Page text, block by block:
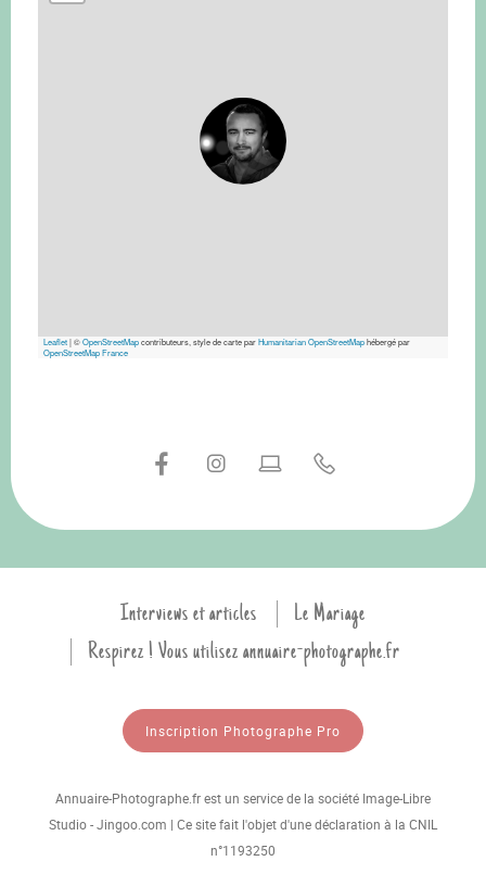
Leaflet|©OpenStreetMapcontributeurs, style de carte parHumanitarian OpenStreetMaphébergé par
OpenStreetMap France
Interviews et articles
Le Mariage
Respirez ! Vous utilisez annuaire-photographe.fr
Inscription Photographe Pro
Annuaire-Photographe.fr est un service de la société Image-Libre
Studio - Jingoo.com | Ce site fait l'objet d'une déclaration à la CNIL
n°1193250